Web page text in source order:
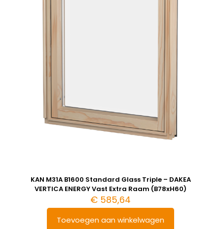
KAN M31A B1600 Standard Glass Triple – DAKEA
VERTICA ENERGY Vast Extra Raam (B78xH60)
€ 585,64
Toevoegen aan winkelwagen